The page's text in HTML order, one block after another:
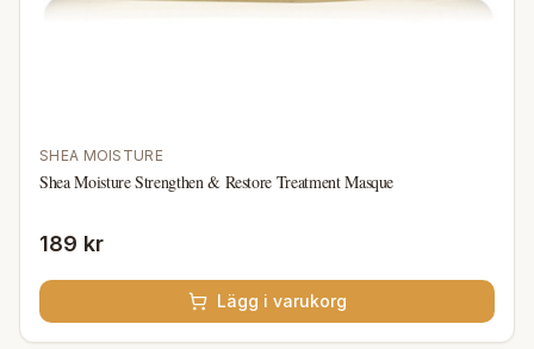
SHEA MOISTURE
Shea Moisture Strengthen & Restore Treatment Masque
189 kr
Lägg i varukorg